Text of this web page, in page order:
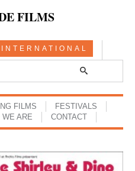
FILMS
INTERNATIONAL
FILMS
FESTIVALS
WE ARE CONTACT